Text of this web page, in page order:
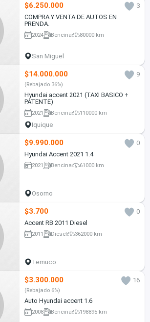
$6.250.000
3
COMPRA Y VENTA DE AUTOS EN
PRENDA.
2024 Bencina 80000 km
San Miguel
$14.000.000 9
(Rebajado 36%)
Hyundai accent 2021 (TAXI BASICO +
PATENTE)
2021 Bencina 110000 km
Iquique
$9.990.000
0
Hyundai Accent 2021 1.4
2021 Bencina 61000 km
Osorno
$3.700
0
Accent RB 2011 Diesel
2011 Diesel 362000 km
Temuco
$3.300.000 16
(Rebajado 6%)
Auto Hyundai accent 1.6
2008 Bencina 198895 km